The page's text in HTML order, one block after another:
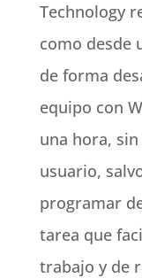
Technology
como desde
de forma
equipo con
una hora,
usuario,
programar
tarea que
trabajo y de